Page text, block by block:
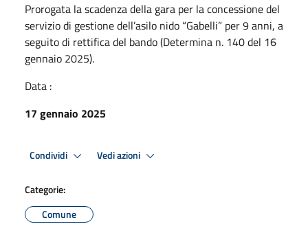
Prorogata la scadenza della gara per la concessione del
servizio di gestione dell’asilo nido “Gabelli” per 9 anni, a
seguito di rettifica del bando (Determina n. 140 del 16
gennaio 2025).
Data :
17 gennaio 2025
Condividi Vedi azioni
Categorie:
Comune